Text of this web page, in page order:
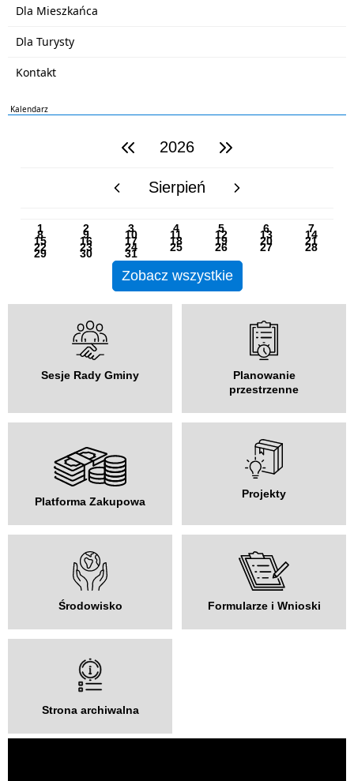
Dla Mieszkańca
Dla Turysty
Kontakt
Kalendarz
poprzedni rok2026 następny rok
poprzedni miesiącSierpień następny miesiąc
1 2 3 4 5 6 7
8 9 10 11 12 13 14
15 16 17 18 19 20 21
22 23 24 25 26 27 28
29 30 31
Zobacz wszystkie
Sesje Rady Gminy
Planowanie
przestrzenne
Platforma Zakupowa
Projekty
Środowisko Formularze i Wnioski
Strona archiwalna